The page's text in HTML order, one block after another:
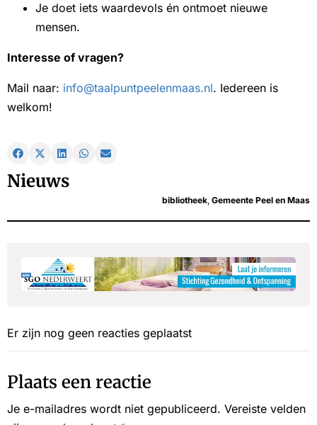
Je doet iets waardevols én ontmoet nieuwe
mensen.
Interesse of vragen?
Mail naar: info@taalpuntpeelenmaas.nl. Iedereen is
welkom!
Nieuws
bibliotheek, Gemeente Peel en Maas
Er zijn nog geen reacties geplaatst
Plaats een reactie
Je e-mailadres wordt niet gepubliceerd. Vereiste velden